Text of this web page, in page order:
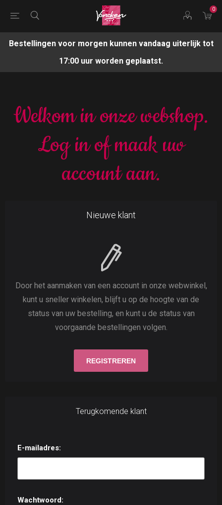
0
Bestellingen voor morgen kunnen vandaag uiterlijk tot
17:00 uur worden geplaatst.
Welkom in onze webshop.
Log in of maak uw
account aan.
Nieuwe klant
Door het aanmaken van een account in onze webwinkel,
kunt u sneller winkelen, blijft u op de hoogte van de
status van uw bestelling, en kunt u de status van
voorgaande bestellingen volgen.
Terugkomende klant
E-mailadres:
Wachtwoord: